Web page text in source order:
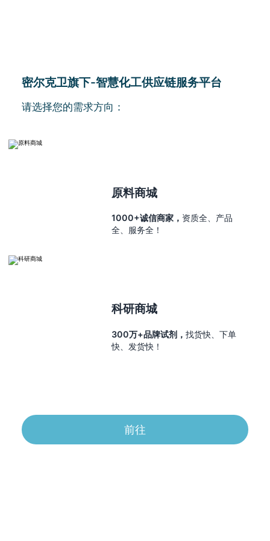
密尔克卫旗下-智慧化工供应链服务平台
请选择您的需求方向：
原料商城
1000+诚信商家， 资质全、产品
全、服务全！
科研商城
300万+品牌试剂，找货快、下单
快、发货快！
前往